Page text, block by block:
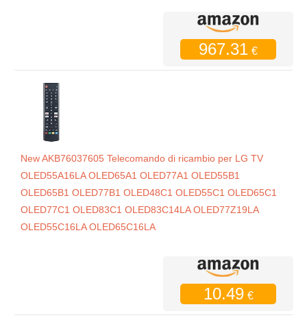
967.31 €
New AKB76037605 Telecomando di ricambio per LG TV
OLED55A16LA OLED65A1 OLED77A1 OLED55B1
OLED65B1 OLED77B1 OLED48C1 OLED55C1 OLED65C1
OLED77C1 OLED83C1 OLED83C14LA OLED77Z19LA
OLED55C16LA OLED65C16LA
10.49 €